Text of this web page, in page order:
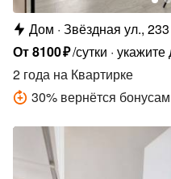
Дом Звёздная ул., 233
От8100₽/сутки укажите
2 года на Квартирке
30% вернётся